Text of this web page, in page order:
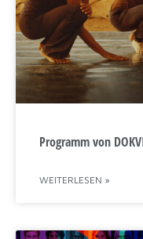
Programm von
WEITERLESEN »